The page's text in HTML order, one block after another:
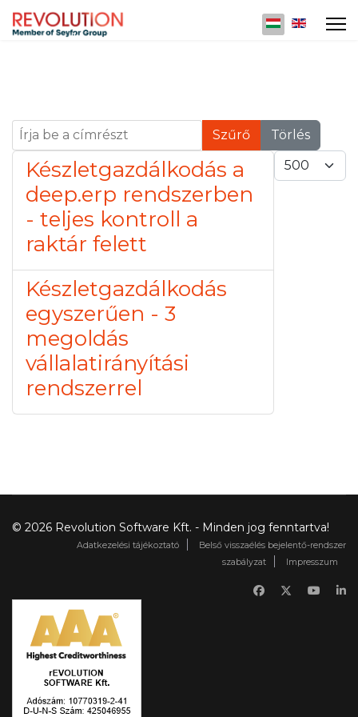
Válasszon
Írja be a címrészt Szűrő
Törlés
Tételek #
Készletgazdálkodás a
deep.erp rendszerben
- teljes kontroll a
raktár felett
Készletgazdálkodás
egyszerűen - 3
megoldás
vállalatirányítási
rendszerrel
© 2026 Revolution Software Kft. - Minden jog fenntartva!
Adatkezelési tájékoztató
Belső visszaélés bejelentő-rendszer
szabályzat
Impresszum